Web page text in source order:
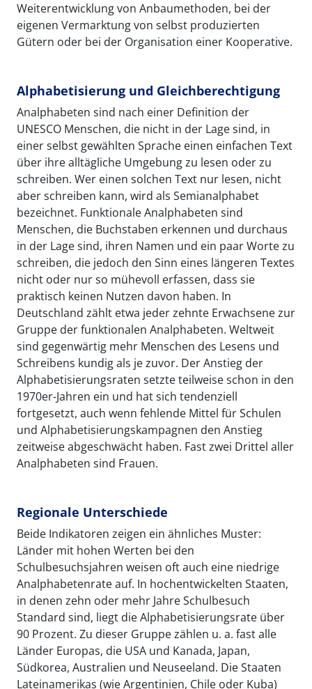
Weiterentwicklung von Anbaumethoden, bei der
eigenen Vermarktung von selbst produzierten
Gütern oder bei der Organisation einer Kooperative.
Alphabetisierung und Gleichberechtigung
Analphabeten sind nach einer Definition der
UNESCO Menschen, die nicht in der Lage sind, in
einer selbst gewählten Sprache einen einfachen Text
über ihre alltägliche Umgebung zu lesen oder zu
schreiben. Wer einen solchen Text nur lesen, nicht
aber schreiben kann, wird als Semianalphabet
bezeichnet. Funktionale Analphabeten sind
Menschen, die Buchstaben erkennen und durchaus
in der Lage sind, ihren Namen und ein paar Worte zu
schreiben, die jedoch den Sinn eines längeren Textes
nicht oder nur so mühevoll erfassen, dass sie
praktisch keinen Nutzen davon haben. In
Deutschland zählt etwa jeder zehnte Erwachsene zur
Gruppe der funktionalen Analphabeten. Weltweit
sind gegenwärtig mehr Menschen des Lesens und
Schreibens kundig als je zuvor. Der Anstieg der
Alphabetisierungsraten setzte teilweise schon in den
1970er-Jahren ein und hat sich tendenziell
fortgesetzt, auch wenn fehlende Mittel für Schulen
und Alphabetisierungskampagnen den Anstieg
zeitweise abgeschwächt haben. Fast zwei Drittel aller
Analphabeten sind Frauen.
Regionale Unterschiede
Beide Indikatoren zeigen ein ähnliches Muster:
Länder mit hohen Werten bei den
Schulbesuchsjahren weisen oft auch eine niedrige
Analphabetenrate auf. In hochentwickelten Staaten,
in denen zehn oder mehr Jahre Schulbesuch
Standard sind, liegt die Alphabetisierungsrate über
90 Prozent. Zu dieser Gruppe zählen u. a. fast alle
Länder Europas, die USA und Kanada, Japan,
Südkorea, Australien und Neuseeland. Die Staaten
Lateinamerikas (wie Argentinien, Chile oder Kuba)